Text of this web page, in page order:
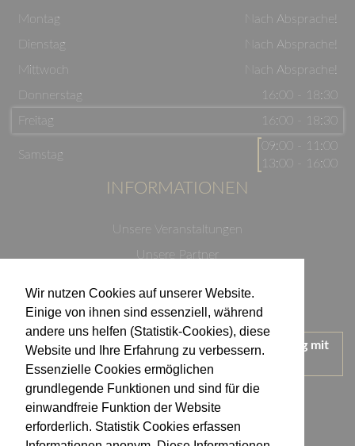
Wir nutzen Cookies auf unserer Website.
Einige von ihnen sind essenziell, während
andere uns helfen (Statistik-Cookies), diese
Website und Ihre Erfahrung zu verbessern.
Essenzielle Cookies ermöglichen
grundlegende Funktionen und sind für die
einwandfreie Funktion der Website
erforderlich. Statistik Cookies erfassen
Montag
Nach Absprache!
Dienstag
Nach Absprache!
Mittwoch
Nach Absprache!
Donnerstag
16:00 - 18:30
Freitag
16:00 - 18:30
Samstag
09:00 - 11:00
13:00 - 16:00
INFORMATIONEN
Unsere Veranstaltungen
Unsere Partner
Impressum
Wir treten für einen verantwortungsvollen Umgang mit
Alkohol ein.
KONTAKT
Weingut Kistenmacher & Hengerer